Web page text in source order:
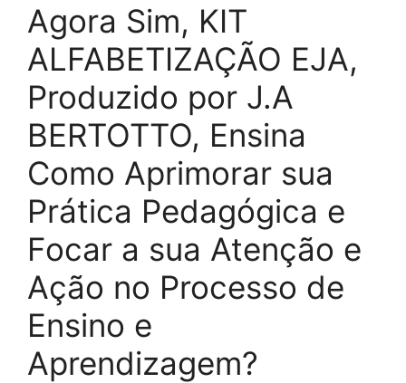
Agora Sim, KIT
ALFABETIZAÇÃO EJA,
Produzido por J.A
BERTOTTO, Ensina
Como Aprimorar sua
Prática Pedagógica e
Focar a sua Atenção e
Ação no Processo de
Ensino e
Aprendizagem?